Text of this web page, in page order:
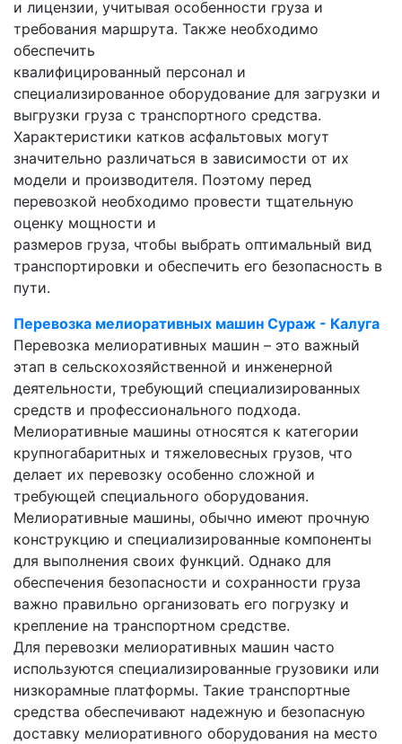
и лицензии, учитывая особенности груза и
требования маршрута. Также необходимо
обеспечить
квалифицированный персонал и
специализированное оборудование для загрузки и
выгрузки груза с транспортного средства.
Характеристики катков асфальтовых могут
значительно различаться в зависимости от их
модели и производителя. Поэтому перед
перевозкой необходимо провести тщательную
оценку мощности и
размеров груза, чтобы выбрать оптимальный вид
транспортировки и обеспечить его безопасность в
пути.
Перевозка мелиоративных машин Сураж - Калуга
Перевозка мелиоративных машин – это важный
этап в сельскохозяйственной и инженерной
деятельности, требующий специализированных
средств и профессионального подхода.
Мелиоративные машины относятся к категории
крупногабаритных и тяжеловесных грузов, что
делает их перевозку особенно сложной и
требующей специального оборудования.
Мелиоративные машины, обычно имеют прочную
конструкцию и специализированные компоненты
для выполнения своих функций. Однако для
обеспечения безопасности и сохранности груза
важно правильно организовать его погрузку и
крепление на транспортном средстве.
Для перевозки мелиоративных машин часто
используются специализированные грузовики или
низкорамные платформы. Такие транспортные
средства обеспечивают надежную и безопасную
доставку мелиоративного оборудования на место